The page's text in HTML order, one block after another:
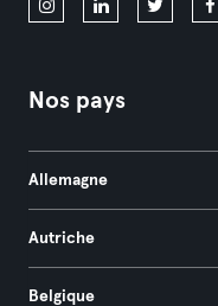
Nos pays
Allemagne
Autriche
Belgique